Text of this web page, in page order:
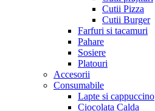
Cutii Pizza
Cutii Burger
Farfuri si tacamuri
Pahare
Sosiere
Platouri
Accesorii
Consumabile
Lapte si cappuccino
Ciocolata Calda